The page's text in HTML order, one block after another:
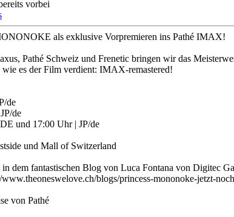
vorbei
als exklusive Vorpremieren ins Pathé IMAX!
Pathé Schweiz und Frenetic bringen wir das
es der Film verdient: IMAX-remastered!
de
de
und 17:00 Uhr | JP/de
und Mall of Switzerland
dem fantastischen Blog von Luca Fontana von Digitec
blogs/princess-mononoke-jetzt-
von Pathé